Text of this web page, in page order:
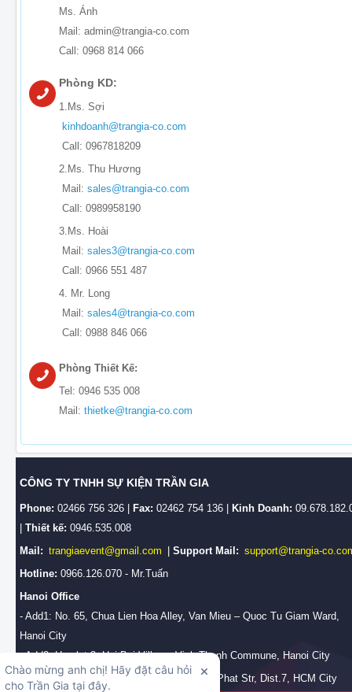
Ms. Ánh
Mail: admin@trangia-co.com
Call: 0968 814 066
Phòng KD:
1.Ms. Sợi
kinhdoanh@trangia-co.com
Call: 0967818209
2.Ms. Thu Hương
Mail: sales@trangia-co.com
Call: 0989958190
3.Ms. Hoài
Mail: sales3@trangia-co.com
Call: 0966 551 487
4. Mr. Long
Mail: sales4@trangia-co.com
Call: 0988 846 066
Phòng Thiết Kế:
Tel: 0946 535 008
Mail: thietke@trangia-co.com
CÔNG TY TNHH SỰ KIỆN TRẦN GIA
Phone: 02466 756 326 | Fax: 02462 754 136 | Kinh Doanh:
Thiết kế: 0946.535.008
Mail: trangiaevent@gmail.com Support Mail: support@trangia-
Hotline: 0966.126.070 - Mr.Tuấn
Hanoi Office
- Add1: No. 65, Chua Lien Hoa Alley, Van Mieu – Quoc Tu Giam Ward,
Hanoi City
- Add2: Hamlet 3, Hai Boi Village, Vinh Thanh Commune, Hanoi City
HCM Branch Office:
No.28/2b, Huynh Tan Phat Str, Dist.7, HCM City